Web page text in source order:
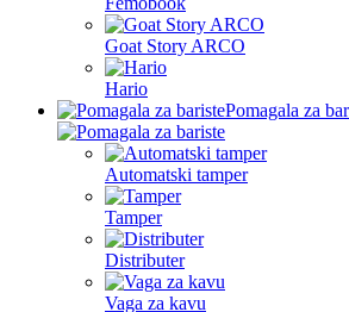
Goat Story ARCO
Hario
Pomagala za
Automatski tamper
Tamper
Distributer
Vaga za kavu